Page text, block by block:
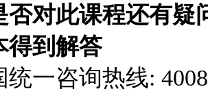
否对此课程还有疑
得到解答
统一咨询热线: